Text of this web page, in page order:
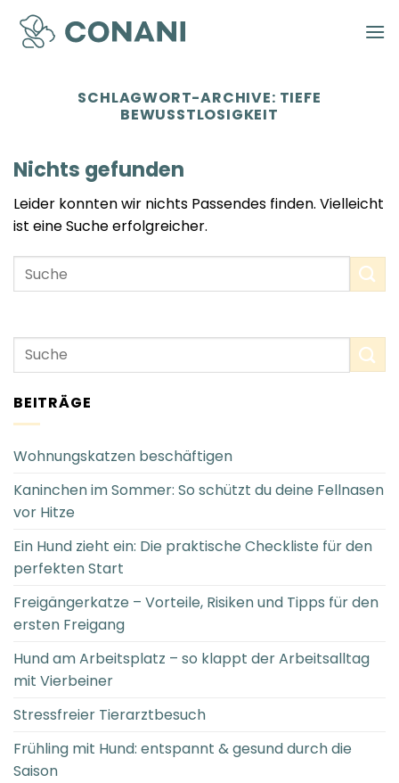
Zum
Inhalt
springen
SCHLAGWORT-ARCHIVE: TIEFE
BEWUSSTLOSIGKEIT
Nichts gefunden
Leider konnten wir nichts Passendes finden. Vielleicht
ist eine Suche erfolgreicher.
BEITRÄGE
Wohnungskatzen beschäftigen
Kaninchen im Sommer: So schützt du deine Fellnasen
vor Hitze
Ein Hund zieht ein: Die praktische Checkliste für den
perfekten Start
Freigängerkatze – Vorteile, Risiken und Tipps für den
ersten Freigang
Hund am Arbeitsplatz – so klappt der Arbeitsalltag
mit Vierbeiner
Stressfreier Tierarztbesuch
Frühling mit Hund: entspannt & gesund durch die
Saison